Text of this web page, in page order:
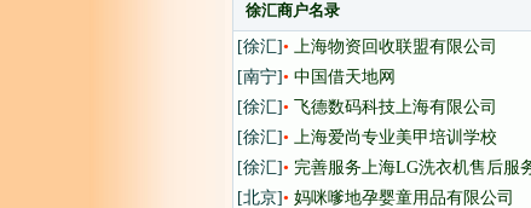
徐汇商户名录
[徐汇]• 上海物资回收联盟有限公司
[南宁]• 中国借天地网
[徐汇]• 飞德数码科技上海有限公司
[徐汇]• 上海爱尚专业美甲培训学校
[徐汇]• 完善服务上海LG洗衣机售后服
[北京]• 妈咪嗲地孕婴童用品有限公司